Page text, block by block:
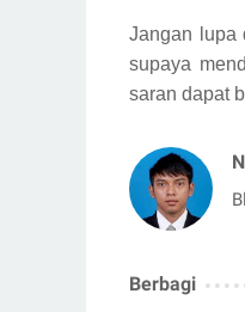
Jangan lupa
supaya
saran dapat
Berbagi